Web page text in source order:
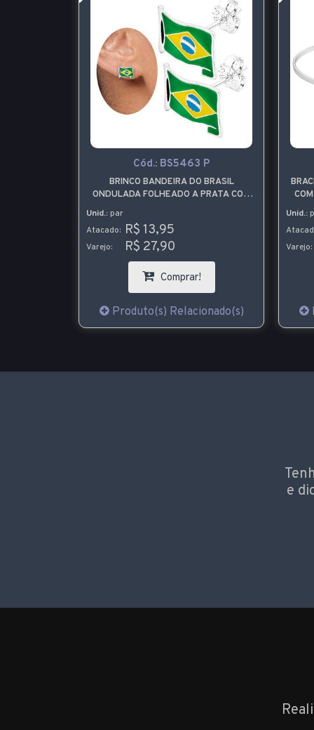
Cód.: BS5463 P
BRINCO BANDEIRA DO BRASIL
ONDULADA FOLHEADO A PRATA COM
Unid.: par
Atacado: R$ 13,95
Varejo: R$ 27,90
Comprar!
Produto(s) Relacionado(s)
Unid.:
Varejo:
e